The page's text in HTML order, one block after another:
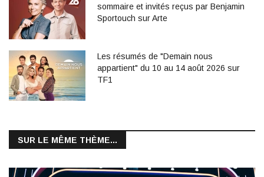
sommaire et invités reçus par Benjamin
Sportouch sur Arte
Les résumés de "Demain nous
appartient" du 10 au 14 août 2026 sur
TF1
SUR LE MÊME THÈME...